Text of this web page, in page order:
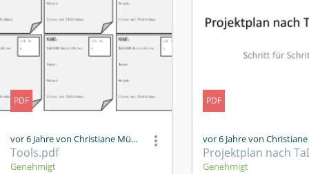
PDF
vor 6 Jahre von Christiane Müller
Tools.pdf
Genehmigt
PDF
Genehmigt